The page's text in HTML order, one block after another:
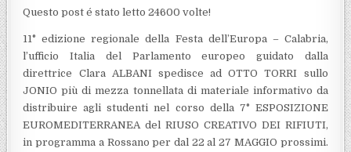
Questo post é stato letto 24600 volte!
11° edizione regionale della Festa dell’Europa – Calabria,
l’ufficio Italia del Parlamento europeo guidato dalla
direttrice Clara ALBANI spedisce ad OTTO TORRI sullo
JONIO più di mezza tonnellata di materiale informativo da
distribuire agli studenti nel corso della 7° ESPOSIZIONE
EUROMEDITERRANEA del RIUSO CREATIVO DEI RIFIUTI,
in programma a Rossano per dal 22 al 27 MAGGIO prossimi.